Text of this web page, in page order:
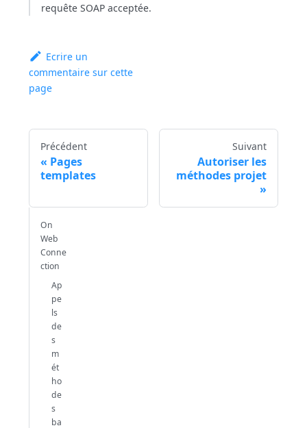
requête SOAP acceptée.
Ecrire un
commentaire sur cette
page
Précédent
Pages
templates
Suivant
Autoriser les
méthodes projet
On
Web
Conne
ction
Ap
pe
ls
de
s
m
ét
ho
de
s
ba